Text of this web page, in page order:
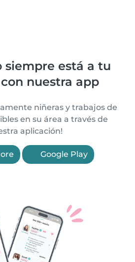
siempre está a tu
nuestra app
niñeras y trabajos de
en su área a través de
aplicación!
Google Play